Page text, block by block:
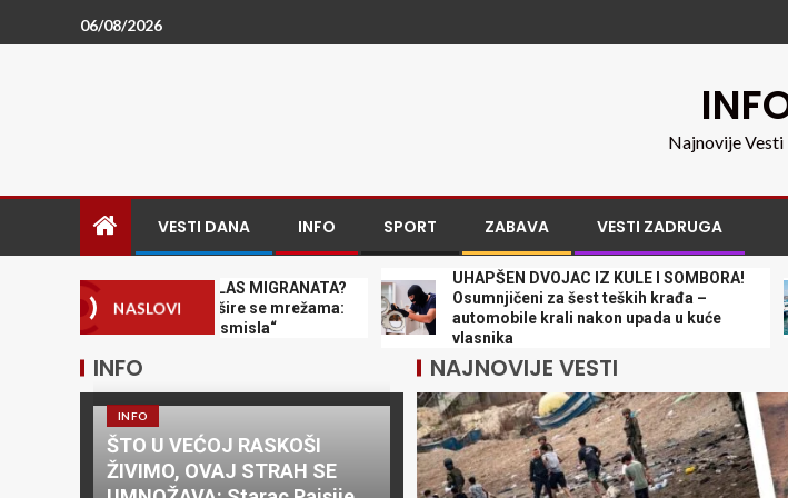
06/08/2026
Najnovije Vesti
VESTI DANA INFO SPORT ZABAVA VESTI ZADRUGA
NASLOVI
LI SE NOVI TALAS MIGRANATA?
poruke šire se mrežama:
dana će sve imati smisla“
UHAPŠEN DVOJAC IZ KULE I SOMBORA!
Osumnjičeni za šest teških krađa –
automobile krali nakon upada u kuće
vlasnika
INFO
INFO
ŠTO U VEĆOJ RASKOŠI
ŽIVIMO, OVAJ STRAH SE
NAJNOVIJE VESTI